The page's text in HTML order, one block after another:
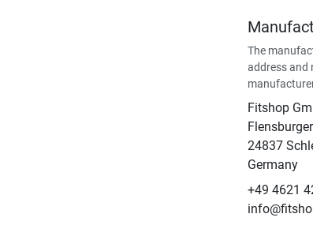
The
address and
Fitshop
24837
Germany
+49 4621